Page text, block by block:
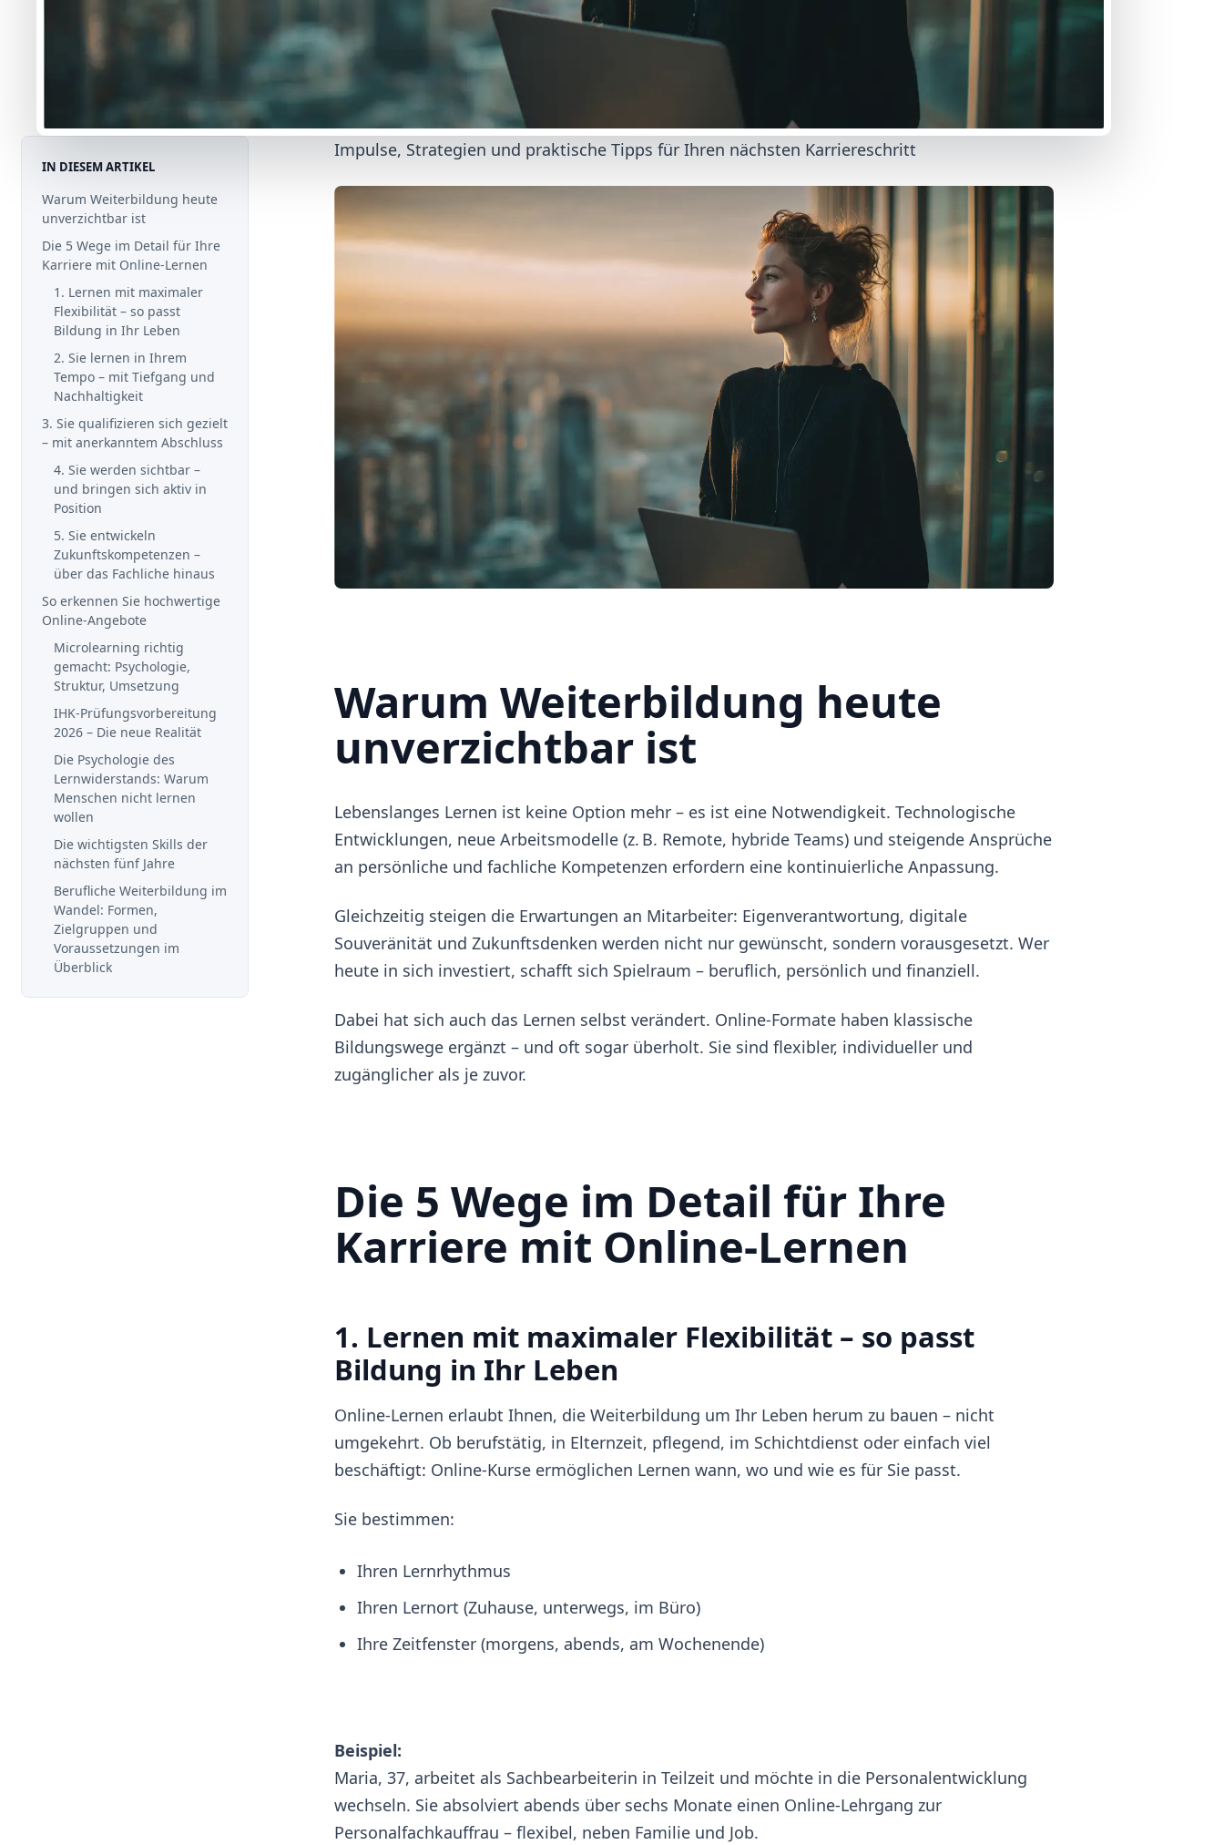
IN DIESEM ARTIKEL
Warum Weiterbildung heute
unverzichtbar ist
Die 5 Wege im Detail für Ihre
Karriere mit Online-Lernen
1. Lernen mit maximaler
Flexibilität – so passt
Bildung in Ihr Leben
2. Sie lernen in Ihrem
Tempo – mit Tiefgang und
Nachhaltigkeit
3. Sie qualifizieren sich gezielt
– mit anerkanntem Abschluss
4. Sie werden sichtbar –
und bringen sich aktiv in
Position
5. Sie entwickeln
Zukunftskompetenzen –
über das Fachliche hinaus
So erkennen Sie hochwertige
Online-Angebote
Microlearning richtig
gemacht: Psychologie,
Struktur, Umsetzung
IHK-Prüfungsvorbereitung
2026 – Die neue Realität
Die Psychologie des
Lernwiderstands: Warum
Menschen nicht lernen
wollen
Die wichtigsten Skills der
nächsten fünf Jahre
Berufliche Weiterbildung im
Wandel: Formen,
Zielgruppen und
Voraussetzungen im
Überblick
Impulse, Strategien und praktische Tipps für Ihren nächsten Karriereschritt
Warum Weiterbildung heute
unverzichtbar ist
Lebenslanges Lernen ist keine Option mehr – es ist eine Notwendigkeit. Technologische
Entwicklungen, neue Arbeitsmodelle (z. B. Remote, hybride Teams) und steigende Ansprüche
an persönliche und fachliche Kompetenzen erfordern eine kontinuierliche Anpassung.
Gleichzeitig steigen die Erwartungen an Mitarbeiter: Eigenverantwortung, digitale
Souveränität und Zukunftsdenken werden nicht nur gewünscht, sondern vorausgesetzt. Wer
heute in sich investiert, schafft sich Spielraum – beruflich, persönlich und finanziell.
Dabei hat sich auch das Lernen selbst verändert. Online-Formate haben klassische
Bildungswege ergänzt – und oft sogar überholt. Sie sind flexibler, individueller und
zugänglicher als je zuvor.
Die 5 Wege im Detail für Ihre
Karriere mit Online-Lernen
1. Lernen mit maximaler Flexibilität – so passt
Bildung in Ihr Leben
Online-Lernen erlaubt Ihnen, die Weiterbildung um Ihr Leben herum zu bauen – nicht
umgekehrt. Ob berufstätig, in Elternzeit, pflegend, im Schichtdienst oder einfach viel
beschäftigt: Online-Kurse ermöglichen Lernen wann, wo und wie es für Sie passt.
Sie bestimmen:
Ihren Lernrhythmus
Ihren Lernort (Zuhause, unterwegs, im Büro)
Ihre Zeitfenster (morgens, abends, am Wochenende)
Beispiel:
Maria, 37, arbeitet als Sachbearbeiterin in Teilzeit und möchte in die Personalentwicklung
wechseln. Sie absolviert abends über sechs Monate einen Online-Lehrgang zur
Personalfachkauffrau – flexibel, neben Familie und Job.